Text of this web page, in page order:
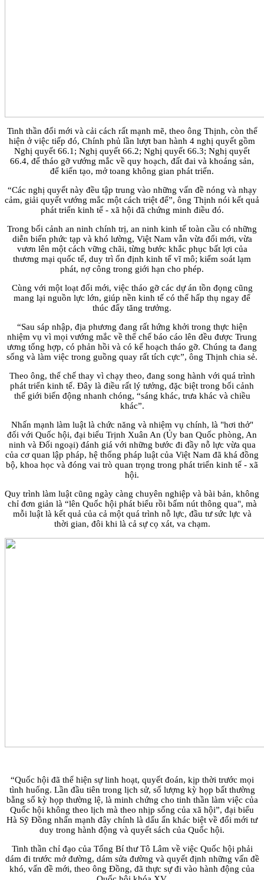
Tinh thần đổi mới và cải cách rất mạnh mẽ, theo ông Thịnh, còn thể
hiện ở việc tiếp đó, Chính phủ lần lượt ban hành 4 nghị quyết gồm
Nghị quyết 66.1; Nghị quyết 66.2; Nghị quyết 66.3; Nghị quyết
66.4, để tháo gỡ vướng mắc về quy hoạch, đất đai và khoáng sản,
để kiến tạo, mở toang không gian phát triển.
“Các nghị quyết này đều tập trung vào những vấn đề nóng và nhạy
cảm, giải quyết vướng mắc một cách triệt để”, ông Thịnh nói kết quả
phát triển kinh tế - xã hội đã chứng minh điều đó.
Trong bối cảnh an ninh chính trị, an ninh kinh tế toàn cầu có những
diễn biến phức tạp và khó lường, Việt Nam vẫn vừa đổi mới, vừa
vươn lên một cách vững chãi, từng bước khắc phục bất lợi của
thương mại quốc tế, duy trì ổn định kinh tế vĩ mô; kiểm soát lạm
phát, nợ công trong giới hạn cho phép.
Cùng với một loạt đổi mới, việc tháo gỡ các dự án tồn đọng cũng
mang lại nguồn lực lớn, giúp nền kinh tế có thể hấp thụ ngay để
thúc đẩy tăng trưởng.
“Sau sáp nhập, địa phương đang rất hứng khởi trong thực hiện
nhiệm vụ vì mọi vướng mắc về thể chế báo cáo lên đều được Trung
ương tổng hợp, có phản hồi và có kế hoạch tháo gỡ. Chúng ta đang
sống và làm việc trong guồng quay rất tích cực”, ông Thịnh chia sẻ.
Theo ông, thể chế thay vì chạy theo, đang song hành với quá trình
phát triển kinh tế. Đây là điều rất lý tưởng, đặc biệt trong bối cảnh
thế giới biến động nhanh chóng, “sáng khác, trưa khác và chiều
khác”.
Nhấn mạnh làm luật là chức năng và nhiệm vụ chính, là "hơi thở"
đối với Quốc hội, đại biểu Trịnh Xuân An (Ủy ban Quốc phòng, An
ninh và Đối ngoại) đánh giá với những bước đi đầy nỗ lực vừa qua
của cơ quan lập pháp, hệ thống pháp luật của Việt Nam đã khá đồng
bộ, khoa học và đóng vai trò quan trọng trong phát triển kinh tế - xã
hội.
Quy trình làm luật cũng ngày càng chuyên nghiệp và bài bản, không
chỉ đơn giản là “lên Quốc hội phát biểu rồi bấm nút thông qua", mà
mỗi luật là kết quả của cả một quá trình nỗ lực, đầu tư sức lực và
thời gian, đôi khi là cả sự cọ xát, va chạm.
“Quốc hội đã thể hiện sự linh hoạt, quyết đoán, kịp thời trước mọi
tình huống. Lần đầu tiên trong lịch sử, số lượng kỳ họp bất thường
bằng số kỳ họp thường lệ, là minh chứng cho tinh thần làm việc của
Quốc hội không theo lịch mà theo nhịp sống của xã hội”, đại biểu
Hà Sỹ Đồng nhấn mạnh đây chính là dấu ấn khác biệt về đổi mới tư
duy trong hành động và quyết sách của Quốc hội.
Tinh thần chỉ đạo của Tổng Bí thư Tô Lâm về việc Quốc hội phải
dám đi trước mở đường, dám sửa đường và quyết định những vấn đề
khó, vấn đề mới, theo ông Đồng, đã thực sự đi vào hành động của